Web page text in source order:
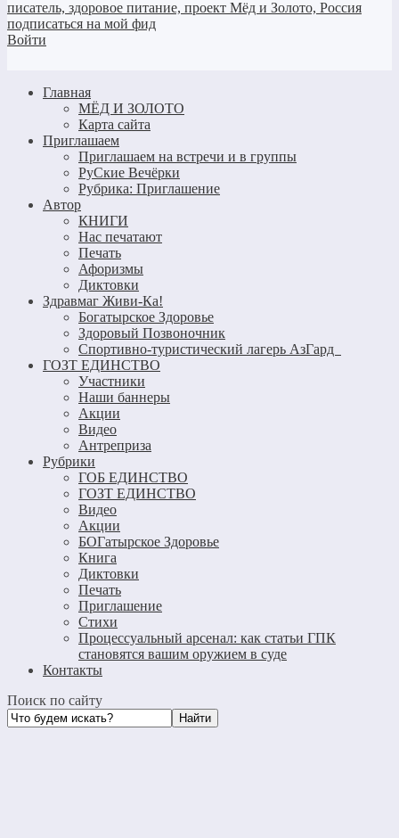
Войти
Главная
МЁД И ЗОЛОТО
Карта сайта
Приглашаем
Приглашаем на встречи и в группы
РуСкие Вечёрки
Рубрика: Приглашение
Автор
КНИГИ
Нас печатают
Печать
Афоризмы
Диктовки
Здравмаг Живи-Ка!
Богатырское Здоровье
Здоровый Позвоночник
Спортивно-туристический лагерь АзГард
ГОЗТ ЕДИНСТВО
Участники
Наши баннеры
Акции
Видео
Антреприза
Рубрики
ГОБ ЕДИНСТВО
ГОЗТ ЕДИНСТВО
Видео
Акции
БОГатырское Здоровье
Книга
Диктовки
Печать
Приглашение
Стихи
Процессуальный арсенал: как статьи ГПК
становятся вашим оружием в суде
Контакты
Поиск по сайту